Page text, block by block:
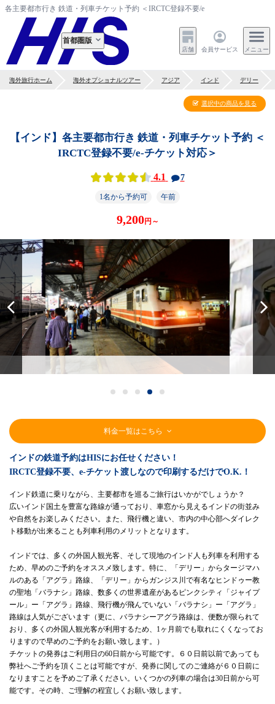
各主要都市行き 鉄道・列車チケット予約 ＜IRCTC登録不要/e-チケット対応＞デ
首都圏版
店舗 会員サービス メニュー
海外旅行ホーム 海外オプショナルツアー アジア インド デリー
選択中の商品を見る
【インド】各主要都市行き 鉄道・列車チケット予約 ＜
IRCTC登録不要/e-チケット対応＞
4.1 7
1名から予約可 午前
9,200円～
1 2 3 4 5
料金一覧はこちら
インドの鉄道予約はHISにお任せください！
IRCTC登録不要、e-チケット渡しなので印刷するだけでO.K.！
インド鉄道に乗りながら、主要都市を巡るご旅行はいかがでしょうか？
広いインド国土を豊富な路線が通っており、車窓から見えるインドの街並み
や自然をお楽しみください。また、飛行機と違い、市内の中心部へダイレク
ト移動が出来ることも列車利用のメリットとなります。
インドでは、多くの外国人観光客、そして現地のインド人も列車を利用する
ため、早めのご予約をオススメ致します。特に、「デリー」からタージマハ
ルのある「アグラ」路線、「デリー」からガンジス川で有名なヒンドゥー教
の聖地「バラナシ」路線、数多くの世界遺産があるピンクシティ「ジャイプ
ール」ー「アグラ」路線、飛行機が飛んでいない「バラナシ」ー「アグラ」
路線は人気がございます（更に、バラナシーアグラ路線は、便数が限られて
おり、多くの外国人観光客が利用するため、1ヶ月前でも取れにくくなってお
りますので早めのご予約をお願い致します。）
チケットの発券はご利用日の60日前から可能です。６０日前以前であっても
弊社へご予約を頂くことは可能ですが、発券に関してのご連絡が６０日前に
なりますことを予めご了承ください。いくつかの列車の場合は30日前から可
能です。その時、ご理解の程宜しくお願い致します。